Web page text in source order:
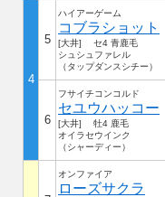
4
5
ハイアーゲーム
コブラショット
[大井] セ4 青鹿毛
シュシュファレル
（タップダンスシチー）
6
フサイチコンコルド
セユウハッコー
[大井] 牡4 鹿毛
オイラセウインク
（シャーディー）
オンファイア
ローズサクラ